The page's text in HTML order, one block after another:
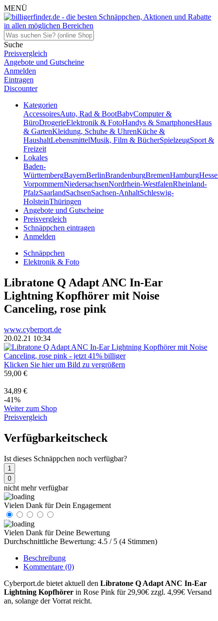
MENÜ
Suche
Preisvergleich
Angebote und Gutscheine
Anmelden
Eintragen
Discounter
Kategorien
AccessoiresAuto, Rad & BootBabyComputer &
BüroDrogerieElektronik & FotoHandys & SmartphonesHaus
& GartenKleidung, Schuhe & UhrenKüche &
HaushaltLebensmittelMusik, Film & BücherSpielzeugSport &
Freizeit
Lokales
Baden-
WürttembergBayernBerlinBrandenburgBremenHamburg
VorpommernNiedersachsenNordrhein-WestfalenRheinland-
PfalzSaarlandSachsenSachsen-AnhaltSchleswig-
HolsteinThüringen
Angebote und Gutscheine
Preisvergleich
Schnäppchen eintragen
Anmelden
Schnäppchen
Elektronik & Foto
Libratone Q Adapt ANC In-Ear
Lightning Kopfhörer mit Noise
Canceling, rose pink
www.cyberport.de
20.02.21 10:34
Klicken Sie hier um Bild zu vergrößern
59,00 €
34,89 €
-41%
Weiter zum Shop
Preisvergleich
Verfügbarkeitscheck
Ist dieses Schnäppchen noch verfügbar?
1
0
nicht mehr verfügbar
Vielen Dank für Dein Engagement
Vielen Dank für Deine Bewertung
Durchschnittliche Bewertung: 4.5 / 5 (4 Stimmen)
Beschreibung
Kommentare (0)
Cyberport.de bietet aktuell den Libratone Q Adapt ANC In-Ear
Lightning Kopfhörer in Rose Pink für 29,90€ zzgl. 4,99€ Versand
an, solange der Vorrat reicht.